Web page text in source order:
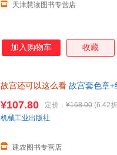
天津慧读图书专营店
加入购物车 收藏
故宫还可以这么看 故宫套色章+
¥107.80 定价： ¥168.00 (6.42
建农图书专营店
机械工业出版社